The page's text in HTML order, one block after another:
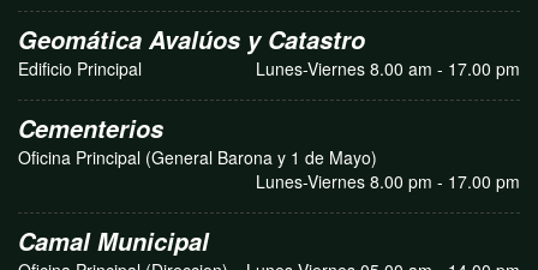
Geomática Avalúos y Catastro
Edificio Principal Lunes-Viernes 8.00 am - 17.00 pm
Cementerios
Oficina Principal (General Barona y 1 de Mayo)
Lunes-Viernes 8.00 pm - 17.00 pm
Camal Municipal